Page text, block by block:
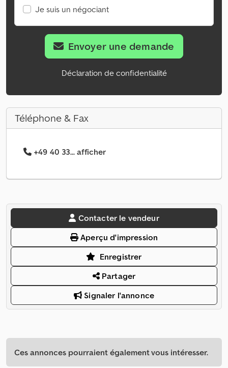
Je suis un négociant
Envoyer une demande
Déclaration de confidentialité
Téléphone & Fax
+49 40 33... afficher
Contacter le vendeur
Aperçu d'impression
Enregistrer
Partager
Signaler l'annonce
Ces annonces pourraient également vous intéresser.